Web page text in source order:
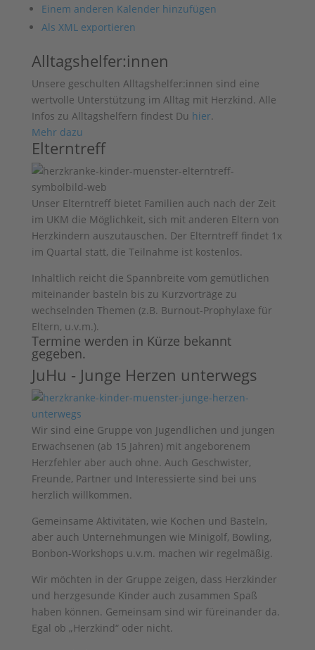
Einem anderen Kalender hinzufügen
Als XML exportieren
Alltagshelfer:innen
Unsere geschulten Alltagshelfer:innen sind eine
wertvolle Unterstützung im Alltag mit Herzkind. Alle
Infos zu Alltagshelfern findest Du hier.
Mehr dazu
Elterntreff
Unser Elterntreff bietet Familien auch nach der Zeit
im UKM die Möglichkeit, sich mit anderen Eltern von
Herzkindern auszutauschen. Der Elterntreff findet 1x
im Quartal statt, die Teilnahme ist kostenlos.
Inhaltlich reicht die Spannbreite vom gemütlichen
miteinander basteln bis zu Kurzvorträge zu
wechselnden Themen (z.B. Burnout-Prophylaxe für
Eltern, u.v.m.).
Termine werden in Kürze bekannt
gegeben.
JuHu - Junge Herzen unterwegs
Wir sind eine Gruppe von Jugendlichen und jungen
Erwachsenen (ab 15 Jahren) mit angeborenem
Herzfehler aber auch ohne. Auch Geschwister,
Freunde, Partner und Interessierte sind bei uns
herzlich willkommen.
Gemeinsame Aktivitäten, wie Kochen und Basteln,
aber auch Unternehmungen wie Minigolf, Bowling,
Bonbon-Workshops u.v.m. machen wir regelmäßig.
Wir möchten in der Gruppe zeigen, dass Herzkinder
und herzgesunde Kinder auch zusammen Spaß
haben können. Gemeinsam sind wir füreinander da.
Egal ob „Herzkind“ oder nicht.